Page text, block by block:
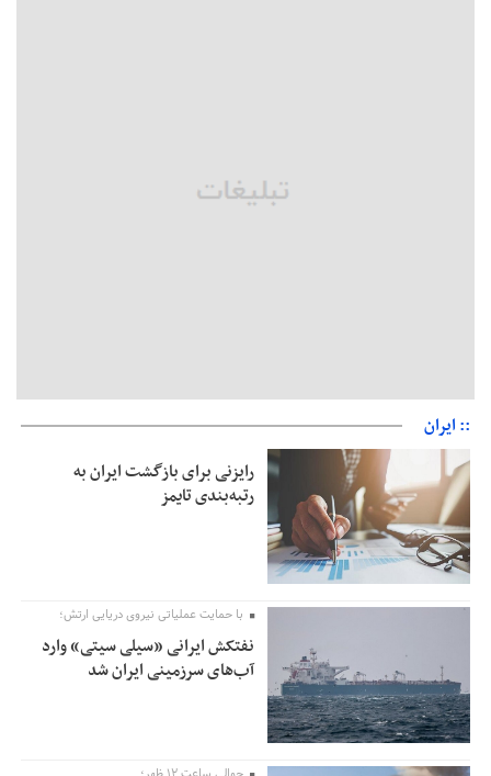
:: ایران
رایزنی برای بازگشت ایران به
رتبه‌بندی تایمز
با حمایت عملیاتی نیروی دریایی ارتش؛
نفتکش ایرانی «سیلی سیتی» وارد
آب‌های سرزمینی ایران شد